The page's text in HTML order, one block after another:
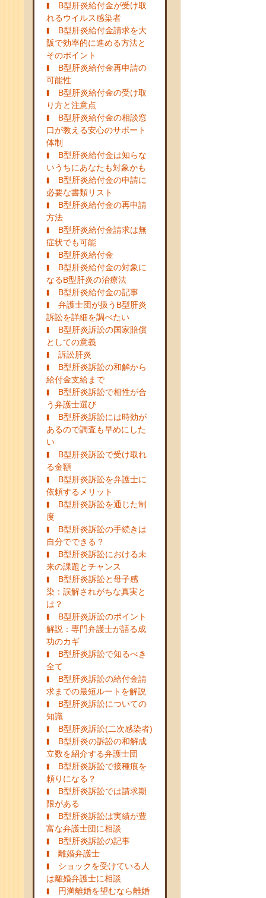
B型肝炎給付金が受け取
れるウイルス感染者
B型肝炎給付金請求を大
阪で効率的に進める方法と
そのポイント
B型肝炎給付金再申請の
可能性
B型肝炎給付金の受け取
り方と注意点
B型肝炎給付金の相談窓
口が教える安心のサポート
体制
B型肝炎給付金は知らな
いうちにあなたも対象かも
B型肝炎給付金の申請に
必要な書類リスト
B型肝炎給付金の再申請
方法
B型肝炎給付金請求は無
症状でも可能
B型肝炎給付金
B型肝炎給付金の対象に
なるB型肝炎の治療法
B型肝炎給付金の記事
弁護士団が扱うB型肝炎
訴訟を詳細を調べたい
B型肝炎訴訟の国家賠償
としての意義
訴訟肝炎
B型肝炎訴訟の和解から
給付金支給まで
B型肝炎訴訟で相性が合
う弁護士選び
B型肝炎訴訟には時効が
あるので調査も早めにした
い
B型肝炎訴訟で受け取れ
る金額
B型肝炎訴訟を弁護士に
依頼するメリット
B型肝炎訴訟を通じた制
度
B型肝炎訴訟の手続きは
自分でできる？
B型肝炎訴訟における未
来の課題とチャンス
B型肝炎訴訟と母子感
染：誤解されがちな真実と
は？
B型肝炎訴訟のポイント
解説：専門弁護士が語る成
功のカギ
B型肝炎訴訟で知るべき
全て
B型肝炎訴訟の給付金請
求までの最短ルートを解説
B型肝炎訴訟についての
知識
B型肝炎訴訟(二次感染者)
B型肝炎の訴訟の和解成
立数を紹介する弁護士団
B型肝炎訴訟で接種痕を
頼りになる？
B型肝炎訴訟では請求期
限がある
B型肝炎訴訟は実績が豊
富な弁護士団に相談
B型肝炎訴訟の記事
離婚弁護士
ショックを受けている人
は離婚弁護士に相談
円満離婚を望むなら離婚